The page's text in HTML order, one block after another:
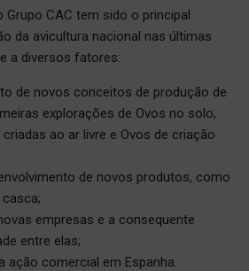
CAC tem sido o principal
da avicultura nacional nas últimas
a diversos fatores:
de novos conceitos de produção de
explorações de Ovos no solo,
criadas ao ar livre e Ovos de criação
de novos produtos, como
empresas e a consequente
entre elas;
ação comercial em Espanha.